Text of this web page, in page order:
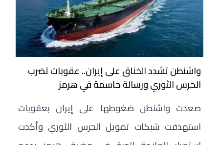
واشنطن تشدد الخناق على إيران.. عقوبات تضرب
الحرس الثوري ورسالة حاسمة في هرمز
صعدت واشنطن ضغوطها على إيران بعقوبات
استهدفت شبكات تمويل الحرس الثوري وأكدت